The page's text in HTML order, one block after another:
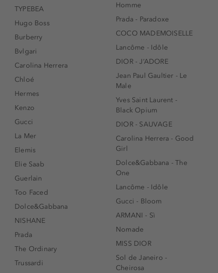
TYPEBEA
Hugo Boss
Burberry
Bvlgari
Carolina Herrera
Chloé
Hermes
Kenzo
Gucci
La Mer
Elemis
Elie Saab
Guerlain
Too Faced
Dolce&Gabbana
NISHANE
Prada
The Ordinary
Trussardi
Homme
Prada - Paradoxe
COCO MADEMOISELLE
Lancôme - Idôle
DIOR - J’ADORE
Jean Paul Gaultier - Le
Male
Yves Saint Laurent -
Black Opium
DIOR - SAUVAGE
Carolina Herrera - Good
Girl
Dolce&Gabbana - The
One
Lancôme - Idôle
Gucci - Bloom
ARMANI - Sì
Nomade
MISS DIOR
Sol de Janeiro -
Cheirosa